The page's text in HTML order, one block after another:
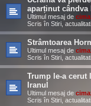
aparținut
Ultimul mesaj de
Scris în Stiri,
Strâmtoarea
Ultimul mesaj de
Scris în Stiri,
Trump le-a cerut
Iranul
Ultimul mesaj de
Scris în Stiri,